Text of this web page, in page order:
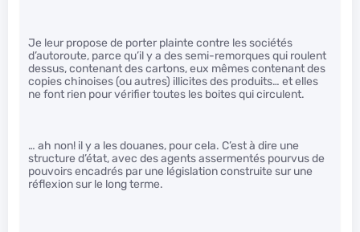
Je leur propose de porter plainte contre les sociétés
d’autoroute, parce qu’il y a des semi-remorques qui roulent
dessus, contenant des cartons, eux mêmes contenant des
copies chinoises (ou autres) illicites des produits… et elles
ne font rien pour vérifier toutes les boites qui circulent.
… ah non! il y a les douanes, pour cela. C’est à dire une
structure d’état, avec des agents assermentés pourvus de
pouvoirs encadrés par une législation construite sur une
réflexion sur le long terme.